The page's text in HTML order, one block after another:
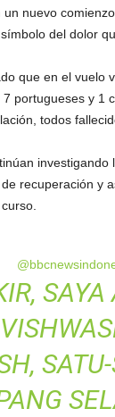
nuevo
del dolor
que en el vuelo
portugueses y 1
todos
investigando
recuperación y